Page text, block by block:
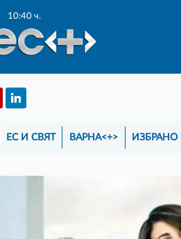
10:40 ч.
ЕС И СВЯТ ВАРНА<+> ИЗБРАНО